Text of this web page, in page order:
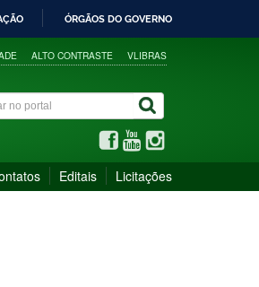
ÓRGÃOS DO GOVERNO
ALTO CONTRASTE VLIBRAS
Editais Licitações